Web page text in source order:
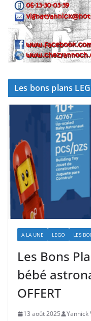
Les bons plans
A LA UNE LEGO LES
Les Bons
bébé
OFFERT
13 août 2025 Yannick